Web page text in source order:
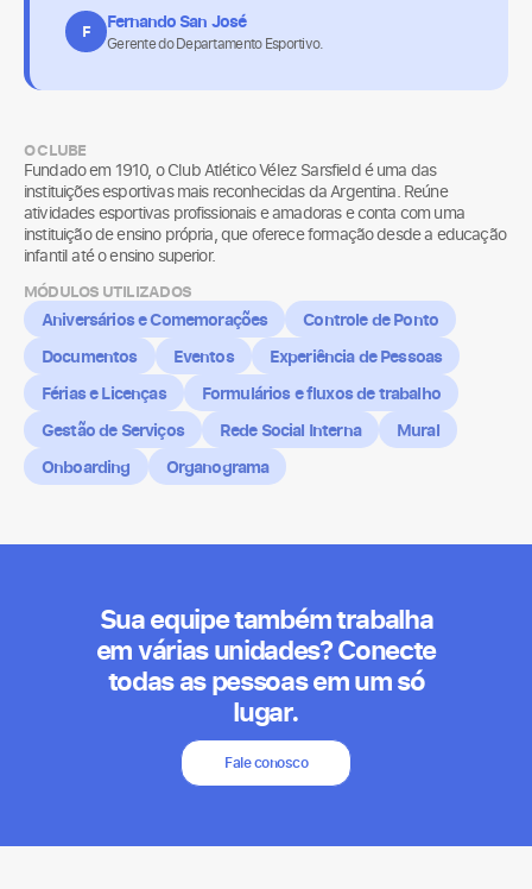
F Fernando San José
Gerente do Departamento Esportivo.
O CLUBE
Fundado em 1910, o Club Atlético Vélez Sarsfield é uma das
instituições esportivas mais reconhecidas da Argentina. Reúne
atividades esportivas profissionais e amadoras e conta com uma
instituição de ensino própria, que oferece formação desde a educação
infantil até o ensino superior.
MÓDULOS UTILIZADOS
Aniversários e Comemorações
Controle de Ponto
Documentos
Eventos
Experiência de Pessoas
Férias e Licenças
Formulários e fluxos de trabalho
Gestão de Serviços
Rede Social Interna
Mural
Onboarding
Organograma
Sua equipe também trabalha
em várias unidades? Conecte
todas as pessoas em um só
lugar.
Fale conosco